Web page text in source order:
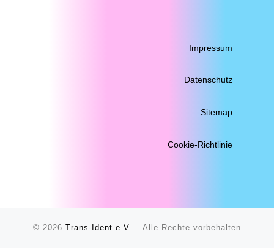
Impressum
Datenschutz
Sitemap
Cookie-Richtlinie
© 2026 Trans-Ident e.V. – Alle Rechte vorbehalten